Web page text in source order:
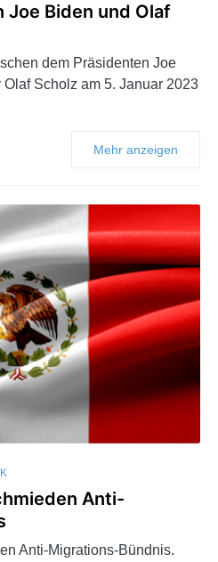
Biden und Olaf
dem Präsidenten Joe
Scholz am 5. Januar 2023
Mehr anzeigen
Anti-
Anti-Migrations-Bündnis.